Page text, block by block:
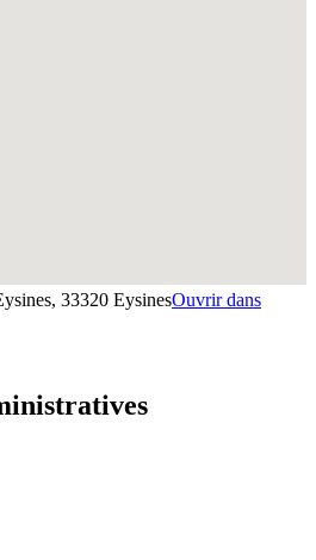
33320 EysinesOuvrir dans